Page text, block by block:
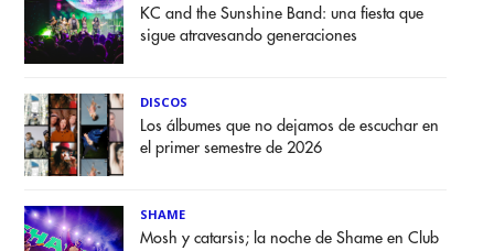
KC and the Sunshine Band: una fiesta que
sigue atravesando generaciones
DISCOS
Los álbumes que no dejamos de escuchar en
el primer semestre de 2026
SHAME
Mosh y catarsis; la noche de Shame en Club